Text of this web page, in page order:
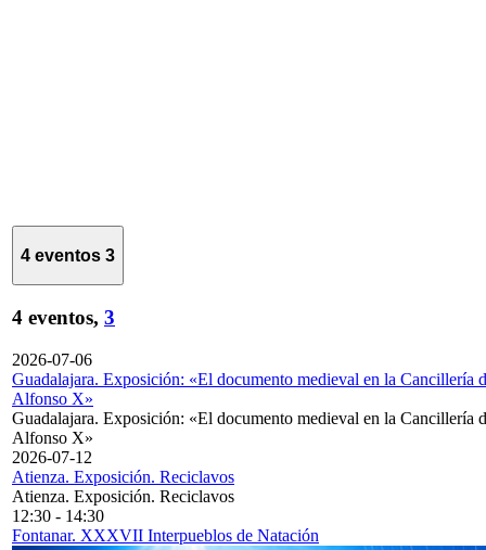
4 eventos 3
4 eventos, 3
2026-07-06
Guadalajara. Exposición: «El documento medieval en la Cancillería
Alfonso X»
Guadalajara. Exposición: «El documento medieval en la Cancillería
Alfonso X»
2026-07-12
Atienza. Exposición. Reciclavos
Atienza. Exposición. Reciclavos
12:30 - 14:30
Fontanar. XXXVII Interpueblos de Natación